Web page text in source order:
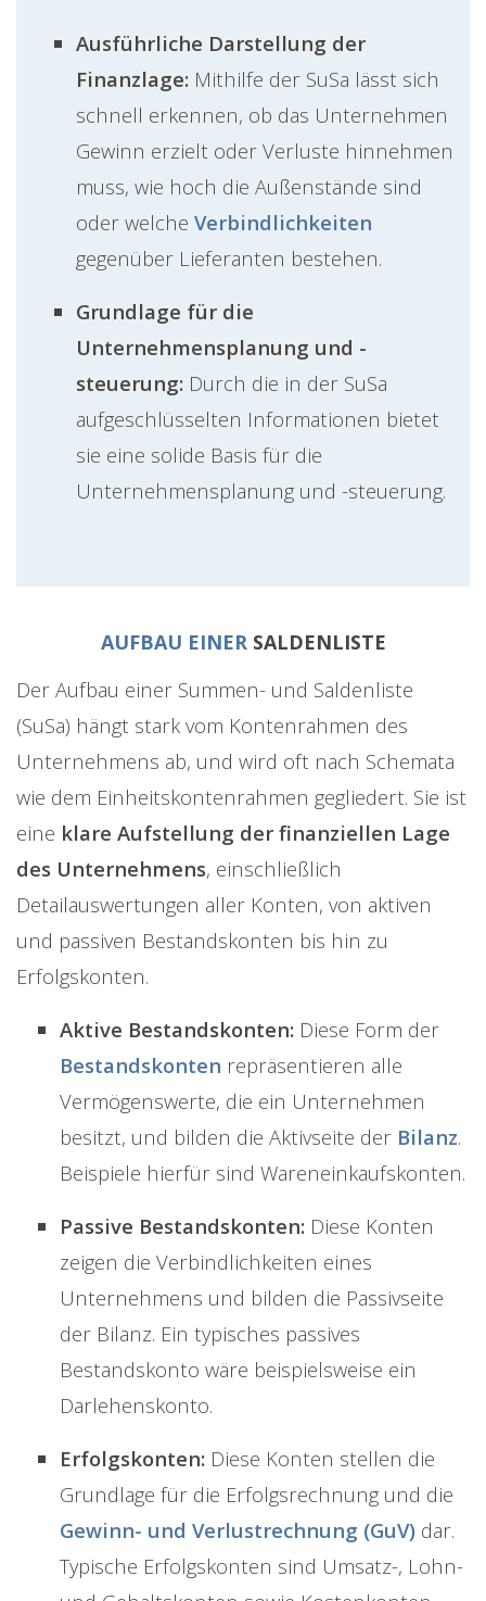
Ausführliche Darstellung der
Finanzlage: Mithilfe der SuSa lässt sich
schnell erkennen, ob das Unternehmen
Gewinn erzielt oder Verluste hinnehmen
muss, wie hoch die Außenstände sind
oder welche Verbindlichkeiten
gegenüber Lieferanten bestehen.
Grundlage für die
Unternehmensplanung und -
steuerung: Durch die in der SuSa
aufgeschlüsselten Informationen bietet
sie eine solide Basis für die
Unternehmensplanung und -steuerung.
AUFBAU EINER SALDENLISTE
Der Aufbau einer Summen- und Saldenliste
(SuSa) hängt stark vom Kontenrahmen des
Unternehmens ab, und wird oft nach Schemata
wie dem Einheitskontenrahmen gegliedert. Sie ist
eine klare Aufstellung der finanziellen Lage
des Unternehmens, einschließlich
Detailauswertungen aller Konten, von aktiven
und passiven Bestandskonten bis hin zu
Erfolgskonten.
Aktive Bestandskonten: Diese Form der
Bestandskonten repräsentieren alle
Vermögenswerte, die ein Unternehmen
besitzt, und bilden die Aktivseite der Bilanz.
Beispiele hierfür sind Wareneinkaufskonten.
Passive Bestandskonten: Diese Konten
zeigen die Verbindlichkeiten eines
Unternehmens und bilden die Passivseite
der Bilanz. Ein typisches passives
Bestandskonto wäre beispielsweise ein
Darlehenskonto.
Erfolgskonten: Diese Konten stellen die
Grundlage für die Erfolgsrechnung und die
Gewinn- und Verlustrechnung (GuV) dar.
Typische Erfolgskonten sind Umsatz-, Lohn-